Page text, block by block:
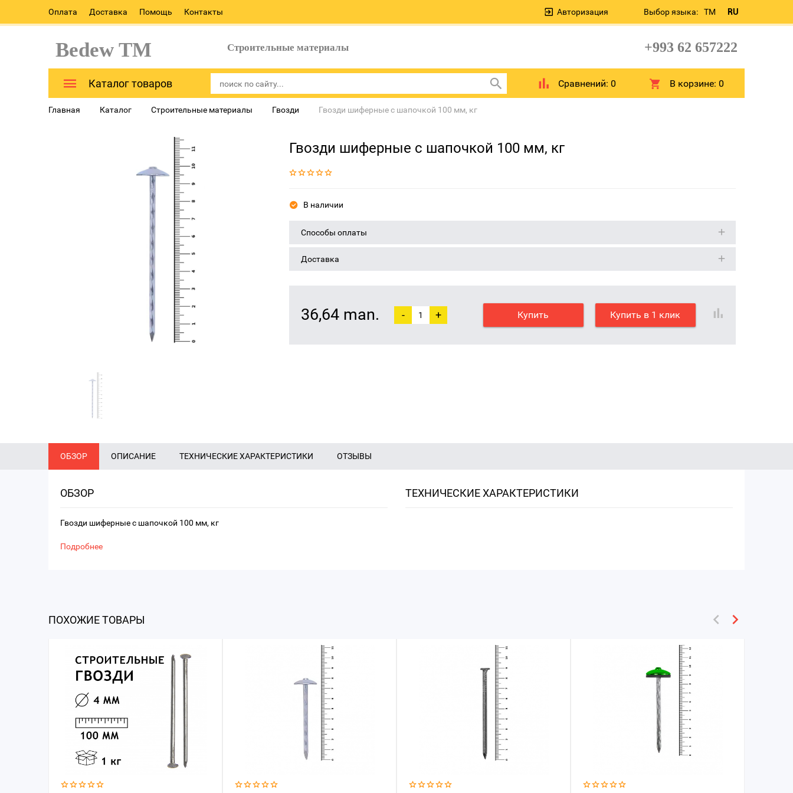
Оплата Доставка Помощь Контакты Выбор языка: TM RU
Авторизация
Bedew TM Строительные материалы +993 62 657222
Каталог товаров Сравнений: 0 В корзине:0
Главная Каталог Строительные материалы Гвозди Гвозди шиферные с шапочкой 100 мм, кг
Гвозди шиферные с шапочкой 100 мм, кг
В наличии
Способы оплаты
Доставка
36,64 man. - + Купить Купить в 1 клик
ОБЗОР ОПИСАНИЕ ТЕХНИЧЕСКИЕ ХАРАКТЕРИСТИКИ ОТЗЫВЫ
ОБЗОР
Гвозди шиферные с шапочкой 100 мм, кг
Подробнее
ТЕХНИЧЕСКИЕ ХАРАКТЕРИСТИКИ
ПОХОЖИЕ ТОВАРЫ